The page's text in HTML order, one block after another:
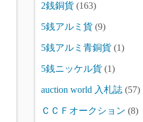
2銭銅貨 (163)
5銭アルミ貨 (9)
5銭アルミ青銅貨 (1)
5銭ニッケル貨 (1)
auction world 入札誌 (57)
ＣＣＦオークション (8)